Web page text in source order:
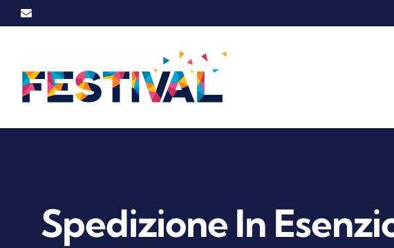
al
Email
Spedizione In